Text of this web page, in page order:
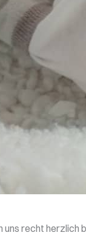
uns recht herzlich